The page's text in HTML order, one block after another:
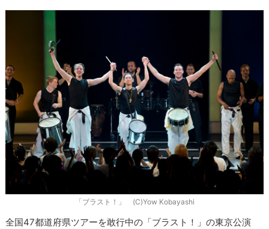
「ブラスト！」 (C)Yow Kobayashi
全国47都道府県ツアーを敢行中の「ブラスト！」の東京公演